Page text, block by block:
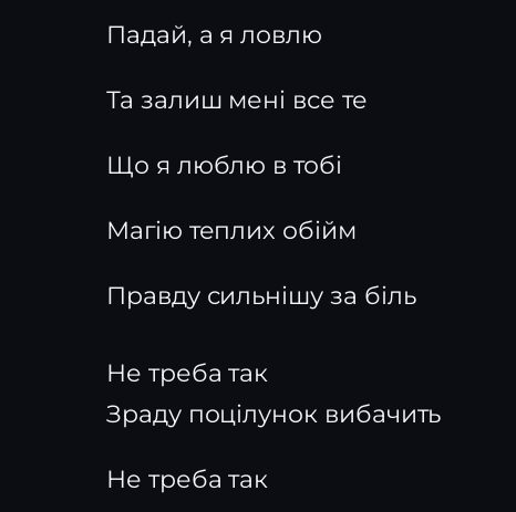
Падай, а я ловлю
Та залиш мені все те
Що я люблю в тобі
Магію теплих обійм
Правду сильнішу за біль
Не треба так
Зраду поцілунок вибачить
Не треба так